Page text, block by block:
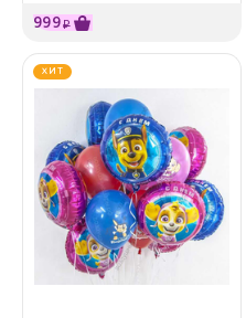
999₽
ХИТ